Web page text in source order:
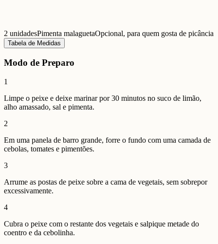
2 unidadesPimenta malaguetaOpcional, para quem gosta de picância
Tabela de Medidas
Modo de Preparo
1
Limpe o peixe e deixe marinar por 30 minutos no suco de limão,
alho amassado, sal e pimenta.
2
Em uma panela de barro grande, forre o fundo com uma camada de
cebolas, tomates e pimentões.
3
Arrume as postas de peixe sobre a cama de vegetais, sem sobrepor
excessivamente.
4
Cubra o peixe com o restante dos vegetais e salpique metade do
coentro e da cebolinha.